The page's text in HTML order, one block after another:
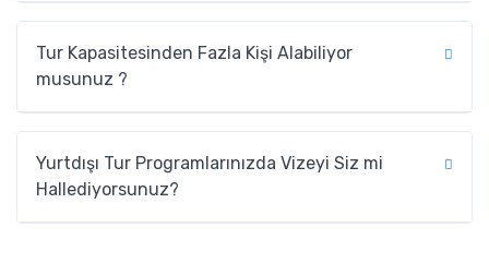
Tur Kapasitesinden Fazla Kişi Alabiliyor
musunuz ?
Yurtdışı Tur Programlarınızda Vizeyi Siz mi
Hallediyorsunuz?